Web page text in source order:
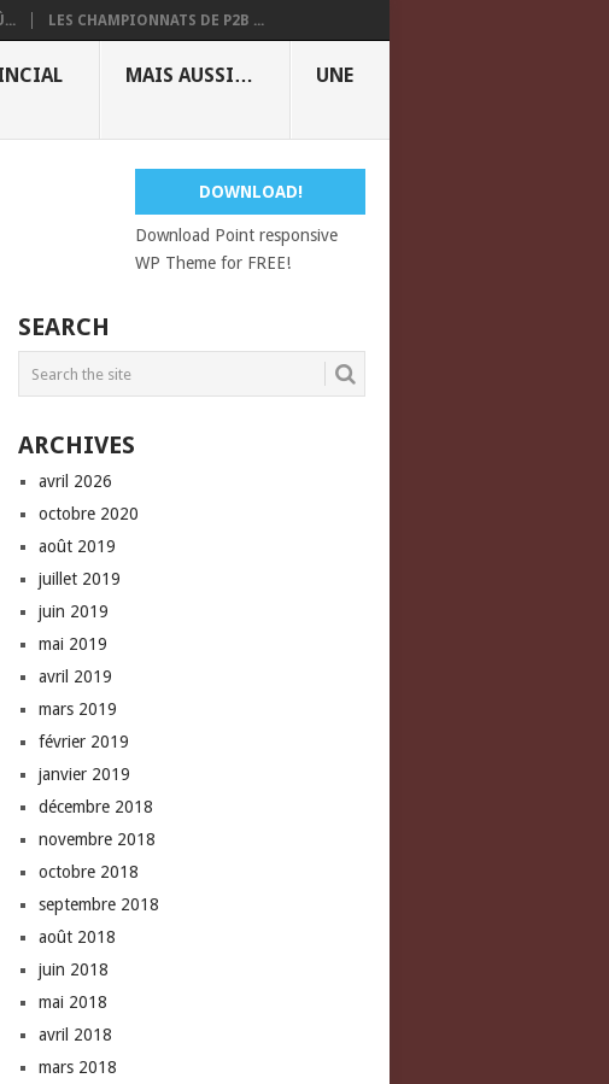
LES CHAMPIONNATS DE P2B ...
MAIS AUSSI… UNE
DOWNLOAD!
Download Point responsive
WP Theme for FREE!
SEARCH
ARCHIVES
avril 2026
octobre 2020
août 2019
juillet 2019
juin 2019
mai 2019
avril 2019
mars 2019
février 2019
janvier 2019
décembre 2018
novembre 2018
octobre 2018
septembre 2018
août 2018
juin 2018
mai 2018
avril 2018
mars 2018